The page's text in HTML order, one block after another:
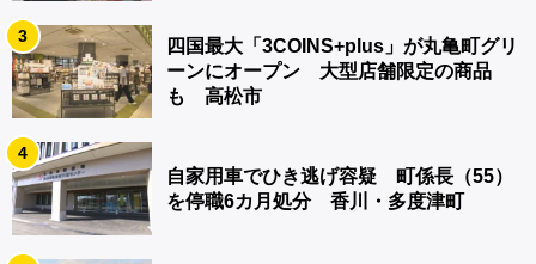
3
四国最大「3COINS+plus」が丸亀町グリ
ーンにオープン 大型店舗限定の商品
も 高松市
4
自家用車でひき逃げ容疑 町係長（55）
を停職6カ月処分 香川・多度津町